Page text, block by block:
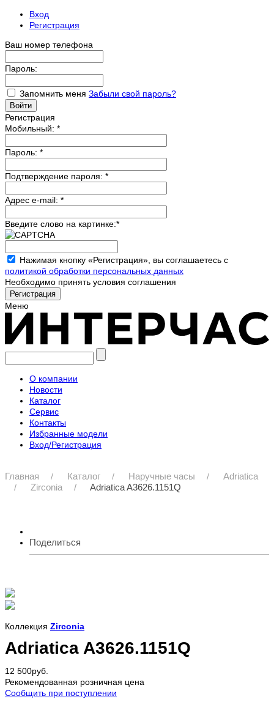
Вход
Регистрация
Ваш номер телефона
Пароль:
Запомнить меня Забыли свой пароль?
Регистрация
Мобильный: *
Пароль: *
Подтверждение пароля: *
Адрес e-mail: *
Введите слово на картинке:*
Нажимая кнопку «Регистрация», вы соглашаетесь с
политикой обработки персональных данных
Необходимо принять условия соглашения
Меню
О компании
Новости
Каталог
Сервис
Контакты
Избранные модели
Вход/Регистрация
Главная Каталог Наручные часы
Adriatica
Zirconia
Adriatica A3626.1151Q
Поделиться
Коллекция Zirconia
Adriatica A3626.1151Q
12 500руб.
Рекомендованная розничная цена
Сообщить при поступлении